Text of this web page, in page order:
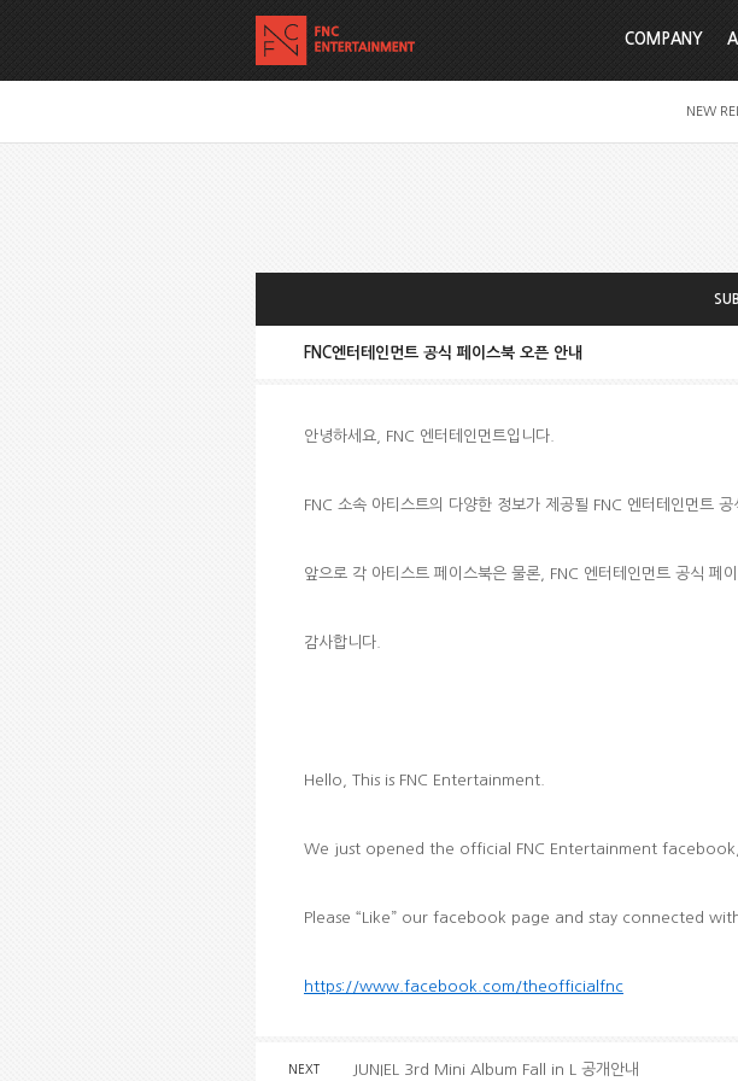
COMPANY
NEW
FNC엔터테인먼트 공식 페이스북 오픈 안내
안녕하세요, FNC 엔터테인먼트입니다.
FNC 소속 아티스트의 다양한 정보가 제공될 FNC 엔터테인먼트 공
앞으로 각 아티스트 페이스북은 물론, FNC 엔터테인먼트 공식 페
감사합니다.
Hello, This is FNC Entertainment.
We just opened the official FNC Entertainment
Please “Like” our facebook page and stay connected
https://www.facebook.com/theofficialfnc
NEXT JUNIEL 3rd Mini Album Fall in L 공개안내